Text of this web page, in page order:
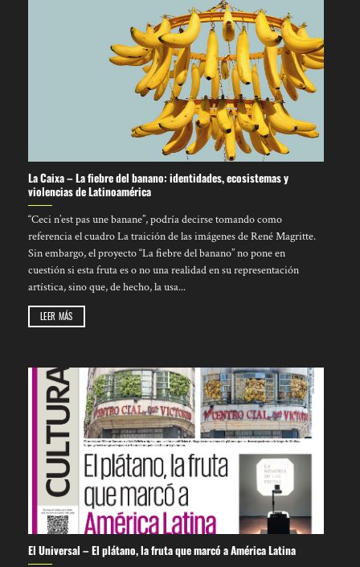
La Caixa – La fiebre del banano: identidades, ecosistemas y
violencias de Latinoamérica
“Ceci n’est pas une banane”, podría decirse tomando como
referencia el cuadro La traición de las imágenes de René Magritte.
Sin embargo, el proyecto “La fiebre del banano” no pone en
cuestión si esta fruta es o no una realidad en su representación
artística, sino que, de hecho, la usa...
LEER MÁS
El Universal – El plátano, la fruta que marcó a América Latina